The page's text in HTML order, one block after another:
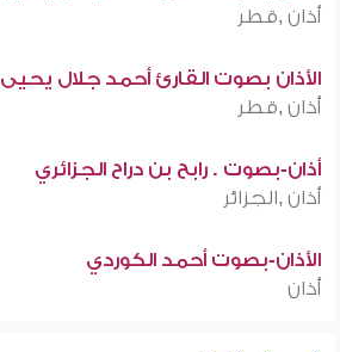
أذان ,قطر
الأذان بصوت القارئ أحمد جلال يحيى
أذان ,قطر
أذان-بصوت . رابح بن دراح الجزائري
أذان ,الجزائر
الأذان-بصوت أحمد الكوردي
أذان